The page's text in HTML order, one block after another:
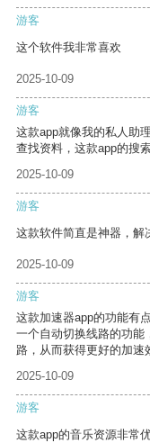
游客
这个软件我非常喜欢
2025-10-09
游客
这款app就像我的私人助
查找资料，这款app的搜
2025-10-09
游客
这款软件简直是神器，解
2025-10-09
游客
这款加速器app的功能有
一个自动切换线路的功能
路，从而获得更好的加速
2025-10-09
游客
这款app的音乐资源非常